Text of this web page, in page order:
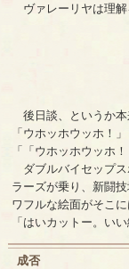
ヴァレーリヤは理解
後日談、というか本
「ウホッホウッホ！」
「「ウホッホウッホ！
ダブルバイセップス
ラーズが乗り、新闘
ワフルな絵面がそこに
「はいカットー。い
成否